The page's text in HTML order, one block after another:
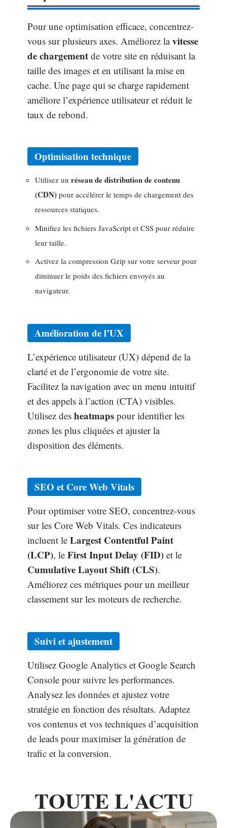
Pour une optimisation efficace, concentrez-
vous sur plusieurs axes. Améliorez lavitesse
de chargement de votre site en réduisant la
taille des images et en utilisant la mise en
cache. Une page qui se charge rapidement
améliore l’expérience utilisateur et réduit le
taux de rebond.
Optimisation technique
Utilisez un réseau de distribution de contenu
(CDN) pour accélérer le temps de chargement des
ressources statiques.
Minifiez les fichiers JavaScript et CSS pour réduire
leur taille.
Activez la compression Gzip sur votre serveur pour
diminuer le poids des fichiers envoyés au
navigateur.
Amélioration de l’UX
L’expérience utilisateur (UX) dépend de la
clarté et de l’ergonomie de votre site.
Facilitez la navigation avec un menu intuitif
et des appels à l’action (CTA) visibles.
Utilisez des heatmaps pour identifier les
zones les plus cliquées et ajuster la
disposition des éléments.
SEO et Core Web Vitals
Pour optimiser votre SEO, concentrez-vous
sur les Core Web Vitals. Ces indicateurs
incluent le Largest Contentful Paint
(LCP), le First Input Delay (FID) et le
Cumulative Layout Shift (CLS).
Améliorez ces métriques pour un meilleur
classement sur les moteurs de recherche.
Suivi et ajustement
Utilisez Google Analytics et Google Search
Console pour suivre les performances.
Analysez les données et ajustez votre
stratégie en fonction des résultats. Adaptez
vos contenus et vos techniques d’acquisition
de leads pour maximiser la génération de
trafic et la conversion.
TOUTE L'ACTU